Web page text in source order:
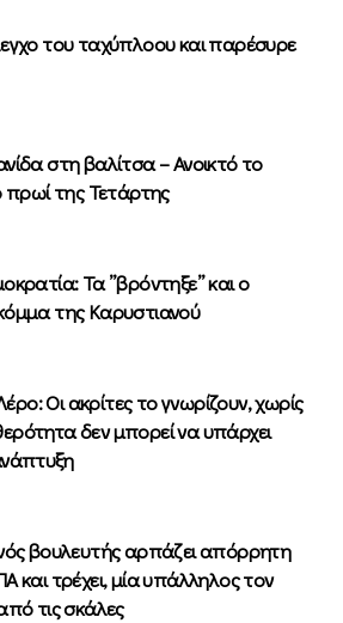
του ταχύπλοου και παρέσυρε
στη βαλίτσα – Ανοικτό το
πρωί της Τετάρτης
Τα ”βρόντηξε” και ο
της Καρυστιανού
Οι ακρίτες το γνωρίζουν, χωρίς
δεν μπορεί να υπάρχει
βουλευτής αρπάζει απόρρητη
και τρέχει, μία υπάλληλος τον
τις σκάλες